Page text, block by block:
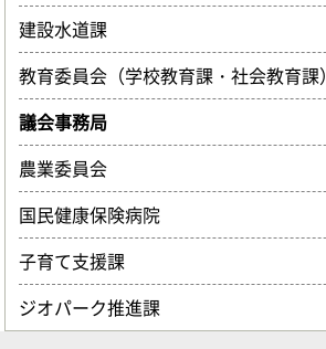
建設水道課
教育委員会（学校教育課・社会教育課）
議会事務局
農業委員会
国民健康保険病院
子育て支援課
ジオパーク推進課